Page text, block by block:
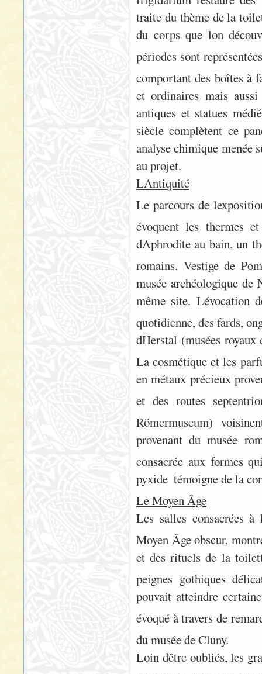
traite du thème de la
du corps que lon
périodes sont
comportant des boîtes à
et ordinaires mais
antiques et statues
siècle complètent ce
analyse chimique menée
au projet.
LAntiquité
Le parcours de
évoquent les thermes
dAphrodite au bain, un
romains. Vestige de
musée archéologique de
même site.
quotidienne, des fards,
dHerstal (musées
La cosmétique et les
en métaux précieux
et des routes
Römermuseum)
provenant du musée
consacrée aux formes
pyxide  témoigne de la
Le Moyen Âge
Les salles consacrées à
Moyen Âge obscur,
et des rituels de la
peignes gothiques
pouvait atteindre
évoqué à travers de
du musée de Cluny.
Loin dêtre oubliés, les